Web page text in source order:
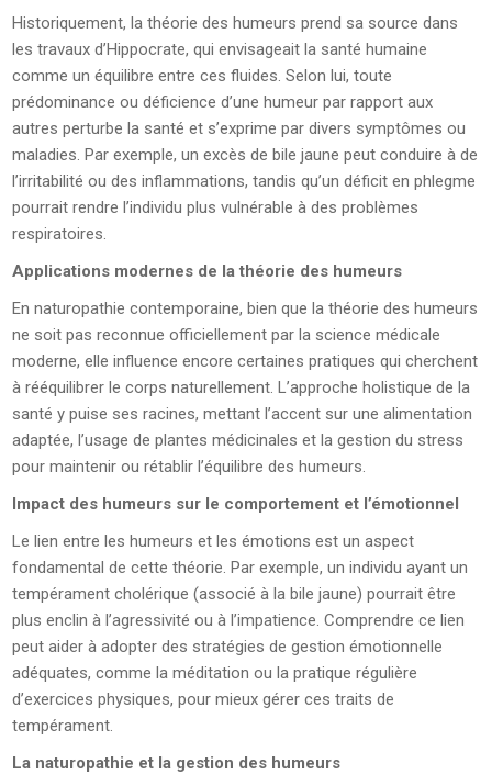
Historiquement, la théorie des humeurs prend sa source dans
les travaux d’Hippocrate, qui envisageait la santé humaine
comme un équilibre entre ces fluides. Selon lui, toute
prédominance ou déficience d’une humeur par rapport aux
autres perturbe la santé et s’exprime par divers symptômes ou
maladies. Par exemple, un excès de bile jaune peut conduire à de
l’irritabilité ou des inflammations, tandis qu’un déficit en phlegme
pourrait rendre l’individu plus vulnérable à des problèmes
respiratoires.
Applications modernes de la théorie des humeurs
En naturopathie contemporaine, bien que la théorie des humeurs
ne soit pas reconnue officiellement par la science médicale
moderne, elle influence encore certaines pratiques qui cherchent
à rééquilibrer le corps naturellement. L’approche holistique de la
santé y puise ses racines, mettant l’accent sur une alimentation
adaptée, l’usage de plantes médicinales et la gestion du stress
pour maintenir ou rétablir l’équilibre des humeurs.
Impact des humeurs sur le comportement et l’émotionnel
Le lien entre les humeurs et les émotions est un aspect
fondamental de cette théorie. Par exemple, un individu ayant un
tempérament cholérique (associé à la bile jaune) pourrait être
plus enclin à l’agressivité ou à l’impatience. Comprendre ce lien
peut aider à adopter des stratégies de gestion émotionnelle
adéquates, comme la méditation ou la pratique régulière
d’exercices physiques, pour mieux gérer ces traits de
tempérament.
La naturopathie et la gestion des humeurs